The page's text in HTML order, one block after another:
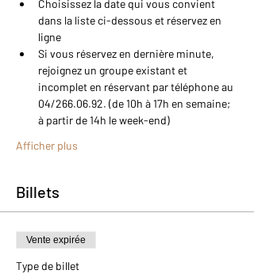
Choisissez la date qui vous convient
dans la liste ci-dessous et réservez en
ligne
Si vous réservez en dernière minute,
rejoignez un groupe existant et
incomplet en réservant par téléphone au
04/266.06.92. (de 10h à 17h en semaine;
à partir de 14h le week-end)
Afficher plus
Billets
Vente expirée
Type de billet